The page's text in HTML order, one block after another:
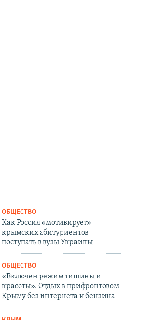
ОБЩЕСТВО
Как Россия «мотивирует»
крымских абитуриентов
поступать в вузы Украины
ОБЩЕСТВО
«Включен режим тишины и
красоты». Отдых в прифронтовом
Крыму без интернета и бензина